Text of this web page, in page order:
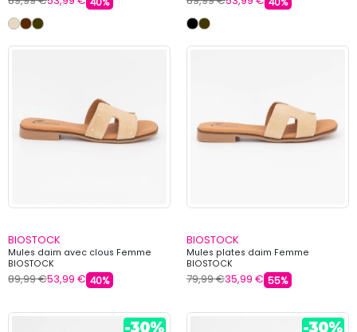
BIOSTOCK
Mules daim avec clous Femme
BIOSTOCK
89,99 €53,99 € 40%
BIOSTOCK
Mules plates daim Femme
BIOSTOCK
79,99 €35,99 € 55%